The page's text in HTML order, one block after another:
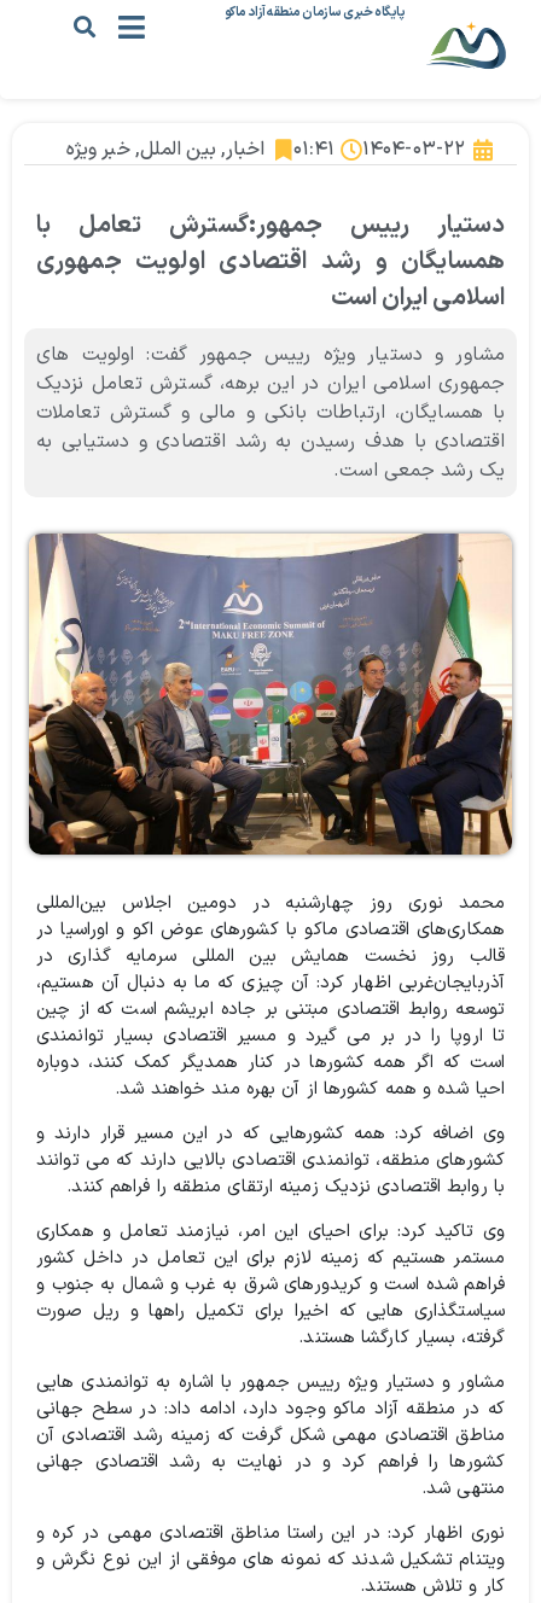
پایگاه خبری سازمان منطقه آزاد ماکو
۱۴۰۴-۰۳-۲۲ ۰۱:۴۱ اخبار, بین الملل,خبر ویژه
دستیار رییس جمهور:گسترش تعامل با
همسایگان و رشد اقتصادی اولویت جمهوری
اسلامی ایران است
مشاور و دستیار ویژه رییس جمهور گفت: اولویت های
جمهوری اسلامی ایران در این برهه، گسترش تعامل نزدیک
با همسایگان، ارتباطات بانکی و مالی و گسترش تعاملات
اقتصادی با هدف رسیدن به رشد اقتصادی و دستیابی به
یک رشد جمعی است.
محمد نوری روز چهارشنبه در دومین اجلاس بین‌المللی
همکاری‌های اقتصادی ماکو با کشورهای عوض اکو و اوراسیا در
قالب روز نخست همایش بین المللی سرمایه گذاری در
آذربایجان‌غربی اظهار کرد: آن چیزی که ما به دنبال آن هستیم،
توسعه روابط اقتصادی مبتنی بر جاده ابریشم است که از چین
تا اروپا را در بر می گیرد و مسیر اقتصادی بسیار توانمندی
است که اگر همه کشورها در کنار همدیگر کمک کنند، دوباره
احیا شده و همه کشورها از آن بهره مند خواهند شد.
وی اضافه کرد: همه کشورهایی که در این مسیر قرار دارند و
کشورهای منطقه، توانمندی اقتصادی بالایی دارند که می توانند
با روابط اقتصادی نزدیک زمینه ارتقای منطقه را فراهم کنند.
وی تاکید کرد: برای احیای این امر، نیازمند تعامل و همکاری
مستمر هستیم که زمینه لازم برای این تعامل در داخل کشور
فراهم شده است و کریدورهای شرق به غرب و شمال به جنوب و
سیاستگذاری هایی که اخیرا برای تکمیل راهها و ریل صورت
گرفته، بسیار کارگشا هستند.
مشاور و دستیار ویژه رییس جمهور با اشاره به توانمندی هایی
که در منطقه آزاد ماکو وجود دارد، ادامه داد: در سطح جهانی
مناطق اقتصادی مهمی شکل گرفت که زمینه رشد اقتصادی آن
کشورها را فراهم کرد و در نهایت به رشد اقتصادی جهانی
منتهی شد.
نوری اظهار کرد: در این راستا مناطق اقتصادی مهمی در کره و
ویتنام تشکیل شدند که نمونه های موفقی از این نوع نگرش و
کار و تلاش هستند.